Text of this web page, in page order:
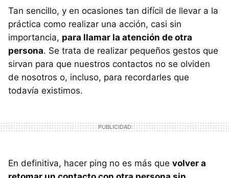
Tan sencillo, y en ocasiones tan difícil de llevar a la
práctica como realizar una acción, casi sin
importancia, para llamar la atención de otra
persona. Se trata de realizar pequeños gestos que
sirvan para que nuestros contactos no se olviden
de nosotros o, incluso, para recordarles que
todavía existimos.
En definitiva, hacer ping no es más que volver a